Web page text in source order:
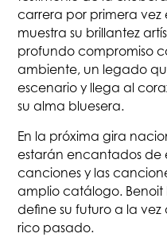
carrera por primera vez
muestra su brillantez
profundo compromiso
ambiente, un legado
escenario y llega al
su alma bluesera.
En la próxima gira
estarán encantados de
canciones y las
amplio catálogo.
define su futuro a la
rico pasado.